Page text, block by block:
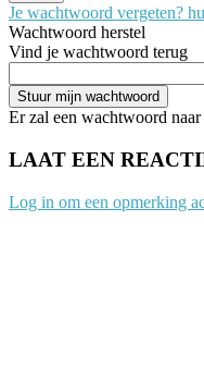
Je wachtwoord vergeten?
Wachtwoord herstel
Vind je wachtwoord terug
Er zal een wachtwoord
LAAT EEN
Log in om een opmerking